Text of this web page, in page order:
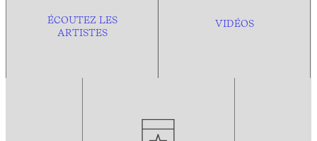
ÉCOUTEZ LES
ARTISTES
VIDÉOS